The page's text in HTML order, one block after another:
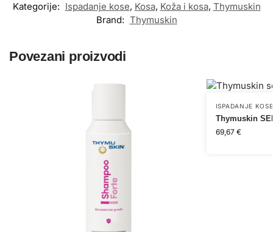
Kategorije: Ispadanje kose, Kosa, Koža i kosa, Thymuskin
Brand: Thymuskin
Povezani proizvodi
ISPADANJE KOSE
Thymuskin
69,67 €